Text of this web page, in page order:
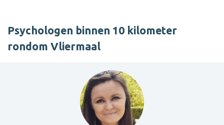
Psychologen binnen 10 kilometer
rondom Vliermaal